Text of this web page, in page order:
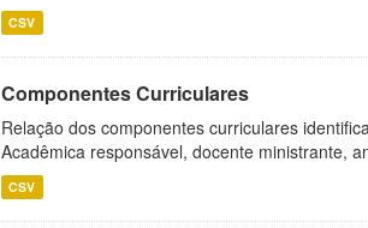
CSV
Componentes Curriculares
Relação dos componentes curriculares
Acadêmica responsável, docente ministrante,
CSV